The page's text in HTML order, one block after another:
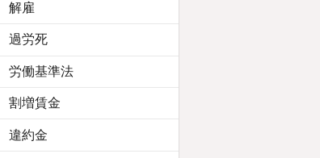
解雇
過労死
労働基準法
割増賃金
違約金